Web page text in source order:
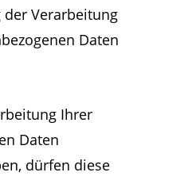
der Verarbeitung
Daten
Ihrer
Daten
dürfen diese